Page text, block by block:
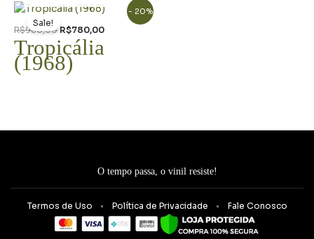
- 20%
Sale!
R$980,00
O
preço
original
era:
R$980,00.
R$780,00
O
preço
atual
Tropicália
(1968)
O tempo passa, o vinil resiste!
Termos de Uso Política de Privacidade Fale Conosco